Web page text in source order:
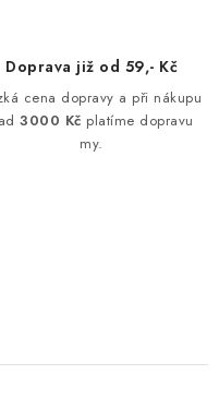
Doprava již od 59,- Kč
cena dopravy a při nákupu
3000 Kč platíme dopravu
my.